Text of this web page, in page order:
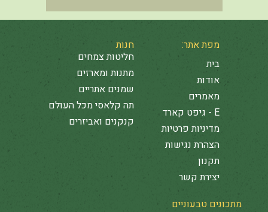
מפת אתר:
בית
אודות
מאמרים
E - גיפט קארד
מדיניות פרטיות
הצהרת נגישות
תקנון
יצירת קשר
חנות
חליטות צמחים
מתנות ומארזים
שמנים אתריים
תה קלאסי מכל העולם
קנקנים ואביזרים
מתכונים טבעוניים